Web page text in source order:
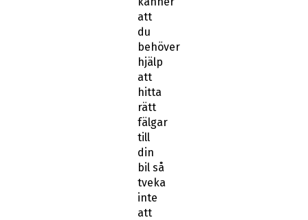
att
du
behöver
hjälp
att
hitta
rätt
fälgar
till
din
bil så
tveka
inte
att